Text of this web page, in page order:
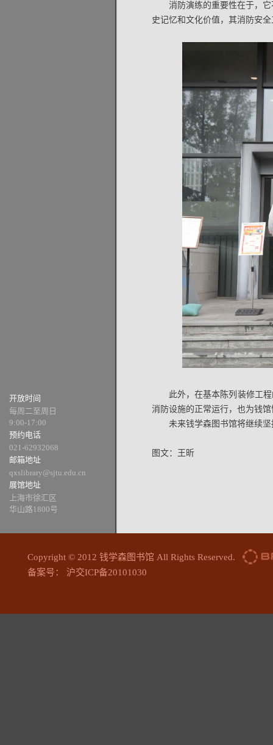
开放时间
每周二至周日
9:00-17:00
预约电话
021-62932068
邮箱地址
qxslibrary@sjtu.edu.cn
展馆地址
上海市徐汇区
华山路1800号
消防演练的重要性在于，
史记忆和文化价值，其消防安
此外，在基本陈列装修工
消防设施的正常运行，也为钱
未来钱学森图书馆将继续
图文：王昕
Copyright © 2012 钱学森图书馆 All Rights Reserved.
备案号： 沪交ICP备20101030